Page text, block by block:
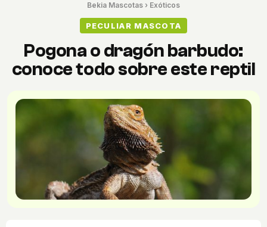
Bekia Mascotas › Exóticos
PECULIAR MASCOTA
Pogona o dragón barbudo:
conoce todo sobre este reptil